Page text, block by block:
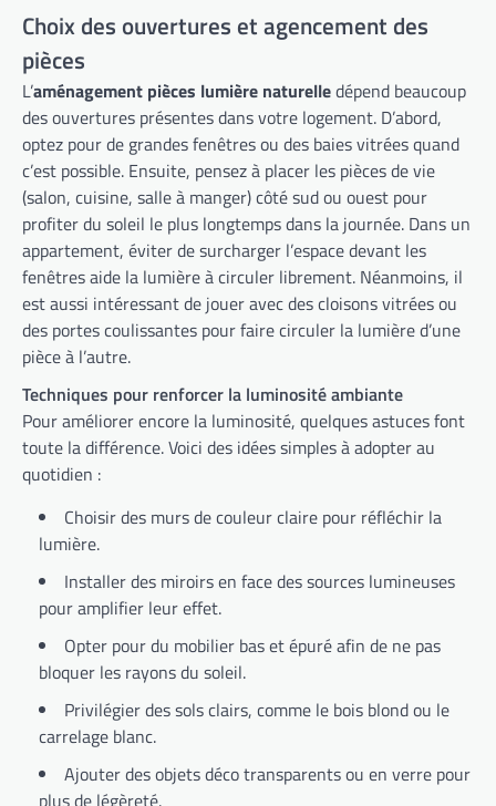
Choix des ouvertures et agencement des
pièces
L’aménagement pièces lumière naturelledépend beaucoup
des ouvertures présentes dans votre logement. D’abord,
optez pour de grandes fenêtres ou des baies vitrées quand
c’est possible. Ensuite, pensez à placer les pièces de vie
(salon, cuisine, salle à manger) côté sud ou ouest pour
profiter du soleil le plus longtemps dans la journée. Dans un
appartement, éviter de surcharger l’espace devant les
fenêtres aide la lumière à circuler librement. Néanmoins, il
est aussi intéressant de jouer avec des cloisons vitrées ou
des portes coulissantes pour faire circuler la lumière d’une
pièce à l’autre.
Techniques pour renforcer la luminosité ambiante
Pour améliorer encore la luminosité, quelques astuces font
toute la différence. Voici des idées simples à adopter au
quotidien :
Choisir des murs de couleur claire pour réfléchir la
lumière.
Installer des miroirs en face des sources lumineuses
pour amplifier leur effet.
Opter pour du mobilier bas et épuré afin de ne pas
bloquer les rayons du soleil.
Privilégier des sols clairs, comme le bois blond ou le
carrelage blanc.
Ajouter des objets déco transparents ou en verre pour
plus de légèreté.